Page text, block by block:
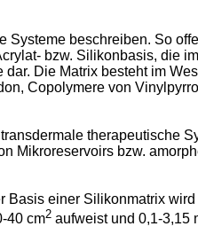
Systeme beschreiben. So
bzw. Silikonbasis, die
Die Matrix besteht im
Copolymere von
therapeutische
Mikroreservoirs bzw.
Basis einer Silikonmatrix
40 cm2 aufweist und 0,1-3,15